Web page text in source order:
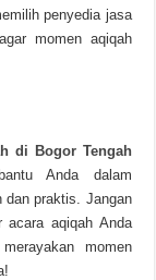
penyedia jasa
momen aqiqah
di Bogor Tengah
Anda dalam
dan praktis. Jangan
acara aqiqah Anda
momen